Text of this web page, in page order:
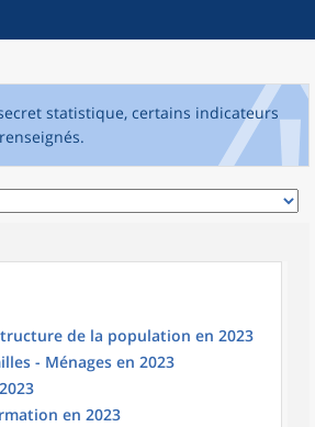
statistique, certains indicateurs
de la population en 2023
- Ménages en 2023
en 2023